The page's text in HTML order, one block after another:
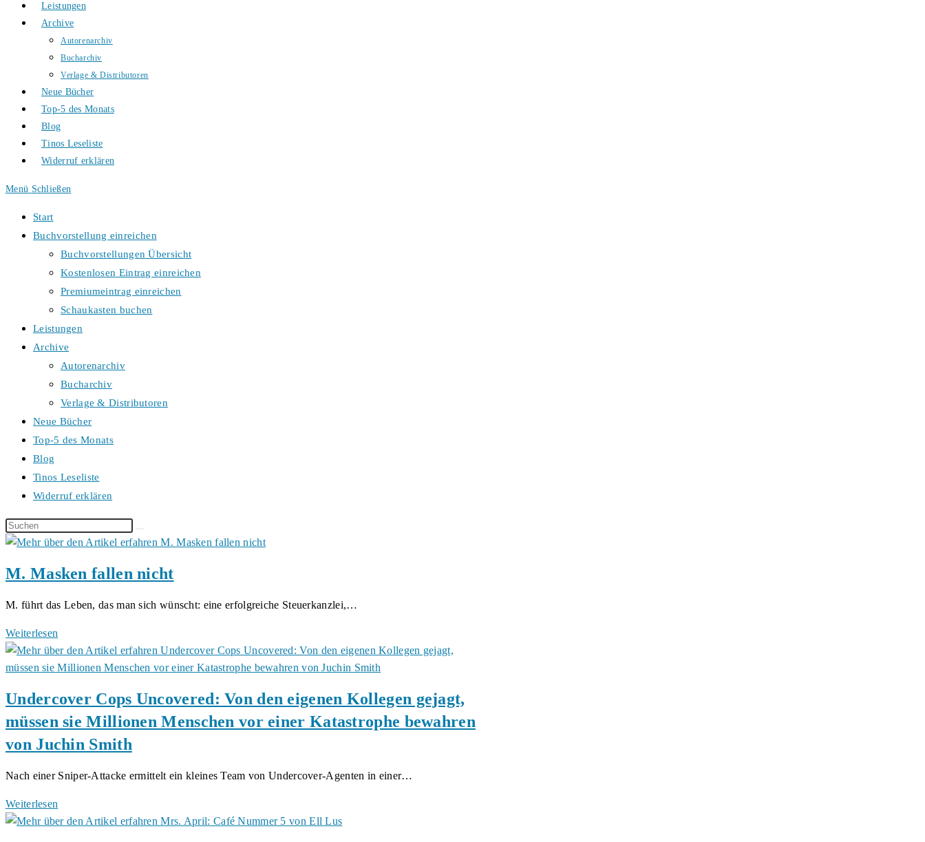
Leistungen
Archive
Autorenarchiv
Bucharchiv
Verlage & Distributoren
Neue Bücher
Top-5 des Monats
Blog
Tinos Leseliste
Widerruf erklären
Menü Schließen
Start
Buchvorstellung einreichen
Buchvorstellungen Übersicht
Kostenlosen Eintrag einreichen
Premiumeintrag einreichen
Schaukasten buchen
Leistungen
Archive
Autorenarchiv
Bucharchiv
Verlage & Distributoren
Neue Bücher
Top-5 des Monats
Blog
Tinos Leseliste
Widerruf erklären
Diese
Website
M. Masken fallen nicht
M. führt das Leben, das man sich wünscht: eine erfolgreiche Steuerkanzlei,…
Weiterlesen
Masken
fallen
Undercover Cops Uncovered: Von den eigenen Kollegen gejagt,
müssen sie Millionen Menschen vor einer Katastrophe bewahren
von Juchin Smith
Nach einer Sniper-Attacke ermittelt ein kleines Team von Undercover-Agenten in einer…
Weiterlesen
Cops